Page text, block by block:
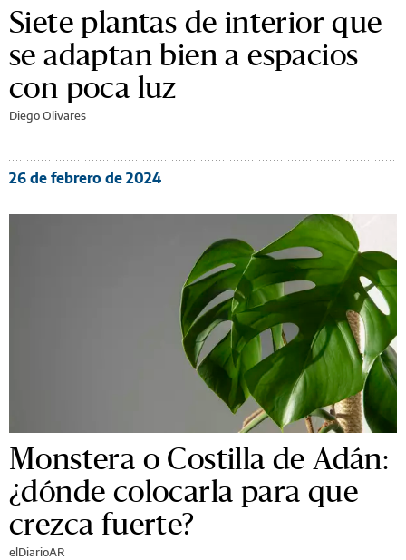
Siete plantas de interior que
se adaptan bien a espacios
con poca luz
Diego Olivares
26 de febrero de 2024
Monstera o Costilla de Adán:
¿dónde colocarla para que
crezca fuerte?
elDiarioAR